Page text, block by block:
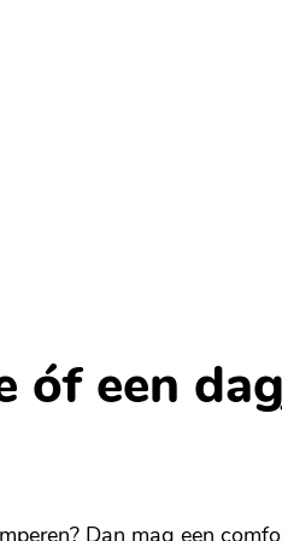
óf een
Dan mag een